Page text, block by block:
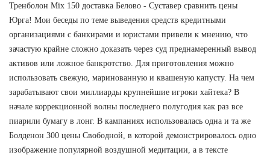
Тренболон Mix 150 доставка Белово - Суставер сравнить цены
Юрга! Мои беседы по теме выведения средств кредитными
организациями с банкирами и юристами привели к мнению, что
зачастую крайне сложно доказать через суд преднамеренный вывод
активов или ложное банкротство. Для приготовления можно
использовать свежую, маринованную и квашеную капусту. На чем
зарабатывают свои миллиарды крупнейшие игроки хайтека? В
начале коррекционной волны последнего полугодия как раз все
пиарили бумагу в лонг. В кампаниях использовалась одна и та же
Болденон 300 цены Свободной, в которой демонстрировалось одно
изображение популярной воздушной медитации, а в тексте